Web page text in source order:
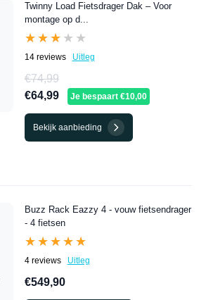
Twinny Load Fietsdrager Dak – Voor
montage op d...
★★★★★
★★★★★
14 reviews Uitleg
€74,99
€64,99
Je bespaart €10,00
Bekijk aanbieding
Buzz Rack Eazzy 4 - vouw fietsendrager
- 4 fietsen
★★★★★
★★★★★
4 reviews Uitleg
€549,90